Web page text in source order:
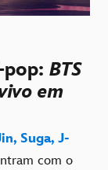
pop: BTS
em
Suga, J-
com o